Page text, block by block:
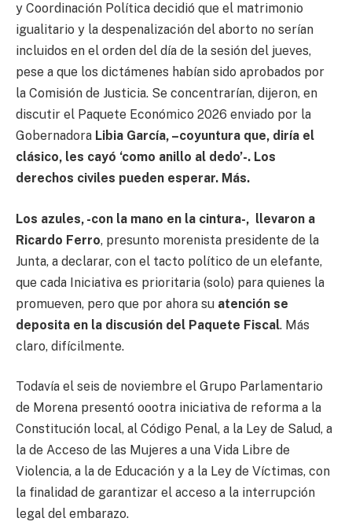
y Coordinación Política decidió que el matrimonio
igualitario y la despenalización del aborto no serían
incluidos en el orden del día de la sesión del jueves,
pese a que los dictámenes habían sido aprobados por
la Comisión de Justicia. Se concentrarían, dijeron, en
discutir el Paquete Económico 2026 enviado por la
Gobernadora Libia García, –coyuntura que, diría el
clásico, les cayó ‘como anillo al dedo’-. Los
derechos civiles pueden esperar. Más.
Los azules, -con la mano en la cintura-, llevaron a
Ricardo Ferro, presunto morenista presidente de la
Junta, a declarar, con el tacto político de un elefante,
que cada Iniciativa es prioritaria (solo) para quienes la
promueven, pero que por ahora su atención se
deposita en la discusión del Paquete Fiscal. Más
claro, difícilmente.
Todavía el seis de noviembre el Grupo Parlamentario
de Morena presentó oootra iniciativa de reforma a la
Constitución local, al Código Penal, a la Ley de Salud, a
la de Acceso de las Mujeres a una Vida Libre de
Violencia, a la de Educación y a la Ley de Víctimas, con
la finalidad de garantizar el acceso a la interrupción
legal del embarazo.